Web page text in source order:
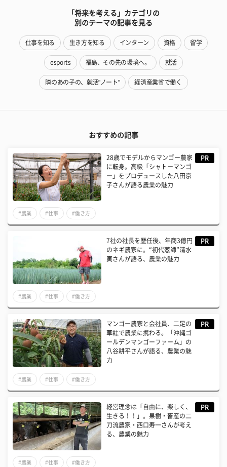
「将来を考える」カテゴリの
別のテーマの記事を見る
仕事を知る 生き方を知る インターン 資格 留学
esports 福島、その先の環境へ。 就活
隣のあの子の、就活"ノート" 経済産業省で働く
おすすめの記事
28歳でモデルからマンゴー農家
に転身。高級「シャトーマンゴ
ー」をプロデュースした八田京
子さんが語る農業の魅力
PR
#農業 #仕事 #働き方
7社の社長を歴任後、年商3億円
のネギ農家に。“初代葱師”清水
寅さんが語る、農業の魅力
PR
#農業 #仕事 #働き方
マンゴー農家と会社員、二足の
草鞋で農業に携わる。「沖縄ゴ
ールデンマンゴーファーム」の
八谷耕平さんが語る、農業の魅
力
PR
#農業 #仕事 #働き方
経営理念は「自由に、楽しく、
生きる！！」。果樹・畜産の二
刀流農家・西口寿一さんが考え
る、農業の魅力
PR
#農業 #仕事 #働き方